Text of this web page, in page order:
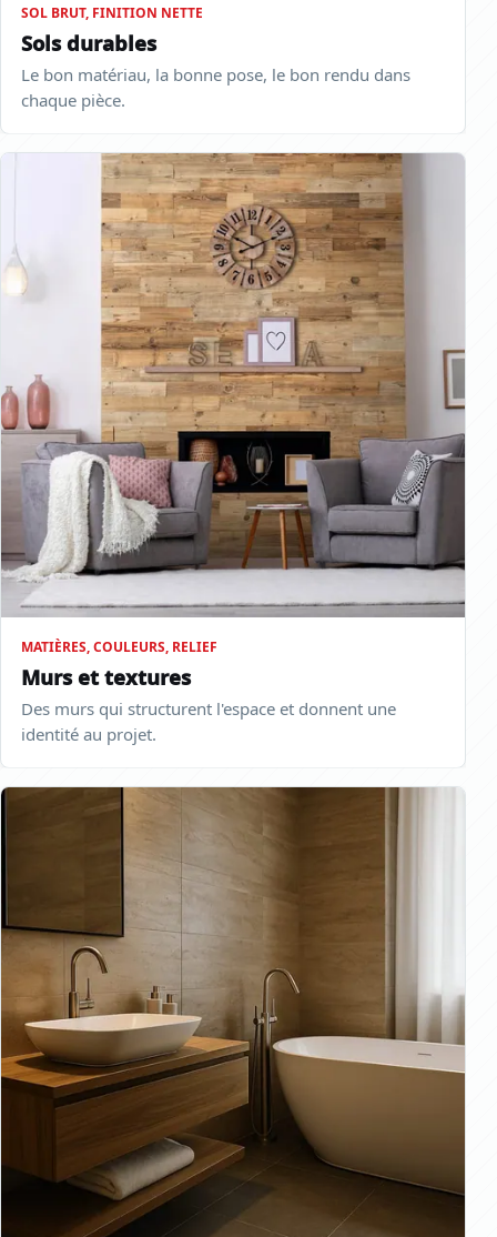
SOL BRUT, FINITION NETTE
Sols durables
Le bon matériau, la bonne pose, le bon rendu dans
chaque pièce.
MATIÈRES, COULEURS, RELIEF
Murs et textures
Des murs qui structurent l'espace et donnent une
identité au projet.